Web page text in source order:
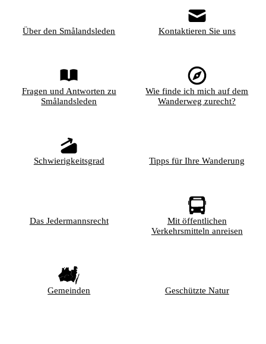
Über den Smålandsleden Kontaktieren Sie uns
Fragen und Antworten zu
Smålandsleden
Wie finde ich mich auf dem
Wanderweg zurecht?
Schwierigkeitsgrad Tipps für Ihre Wanderung
Das Jedermannsrecht
Mit öffentlichen
Verkehrsmitteln anreisen
Gemeinden Geschützte Natur